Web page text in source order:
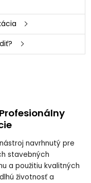
navrhnutý pre
stavebných
a použitiu kvalitných
životnosť a